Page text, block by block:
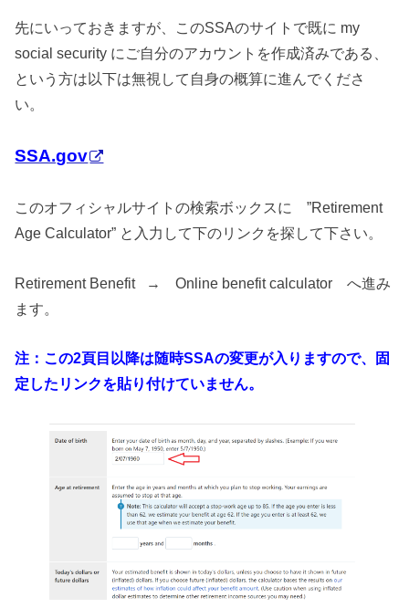
先にいっておきますが、このSSAのサイトで既に my
social security にご自分のアカウントを作成済みである、
という方は以下は無視して自身の概算に進んでくださ
い。
SSA.gov
このオフィシャルサイトの検索ボックスに ”Retirement
Age Calculator” と入力して下のリンクを探して下さい。
Retirement Benefit → Online benefit calculator へ進み
ます。
注：この2頁目以降は随時SSAの変更が入りますので、固
定したリンクを貼り付けていません。